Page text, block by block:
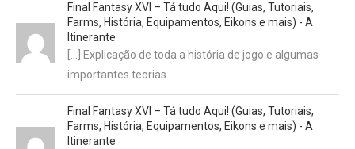
Final Fantasy XVI – Tá tudo Aqui! (Guias, Tutoriais,
Farms, História, Equipamentos, Eikons e mais) - A
Itinerante
[…] Explicação de toda a história de jogo e algumas
importantes teorias…
Final Fantasy XVI – Tá tudo Aqui! (Guias, Tutoriais,
Farms, História, Equipamentos, Eikons e mais) - A
Itinerante